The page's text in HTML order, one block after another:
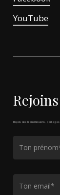
YouTube
Rejoins
Reçois des transmissions, partages